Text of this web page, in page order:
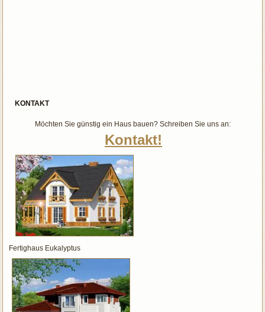
KONTAKT
Möchten Sie günstig ein Haus bauen? Schreiben Sie uns an:
Kontakt!
Fertighaus Eukalyptus